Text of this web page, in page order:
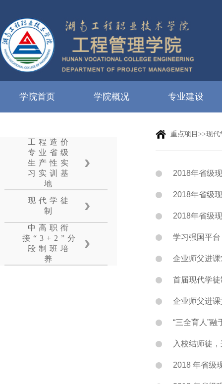
学院首页 学院概况 专业建设
工程造价
专业省级
生产性实
习实训基
地
现代学徒
制
中高职衔
接“3+2”分
段制班培
养
重点项目>>现代
2018年省级
2018年省级
2018年省级
学习强国平
企业师父进
首届现代学
企业师父进
“三全育人”
入校结师徒
2018 年省级